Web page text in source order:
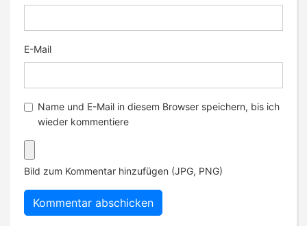
E-Mail
Name und E-Mail in diesem Browser speichern, bis ich
wieder kommentiere
Bild zum Kommentar hinzufügen (JPG, PNG)